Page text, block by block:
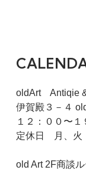
oldArt Antiqie
伊賀殿３－４
１２：００〜
定休日 月、火
old Art 2F商談